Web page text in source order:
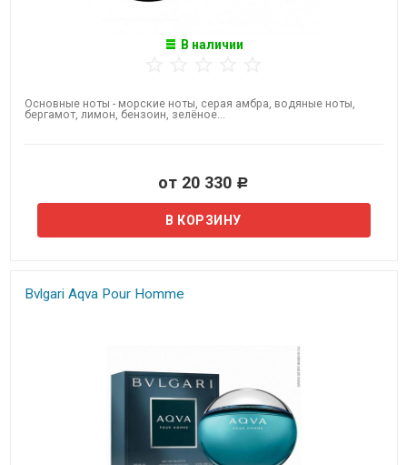
В наличии
Основные ноты - морские ноты, серая амбра, водяные ноты,
бергамот, лимон, бензоин, зелёное...
от 20 330 Р
Bvlgari Aqva Pour Homme